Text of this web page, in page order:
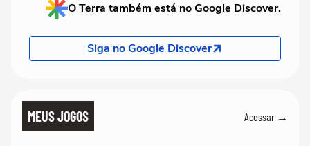
O Terra também está no Google Discover.
Siga no Google Discover
MEUS JOGOS Acessar →